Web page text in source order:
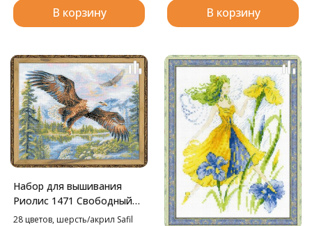
В корзину В корзину
Набор для вышивания
Риолис 1471 Свободный
полет, 50*40 см
28 цветов, шерсть/акрил Safil